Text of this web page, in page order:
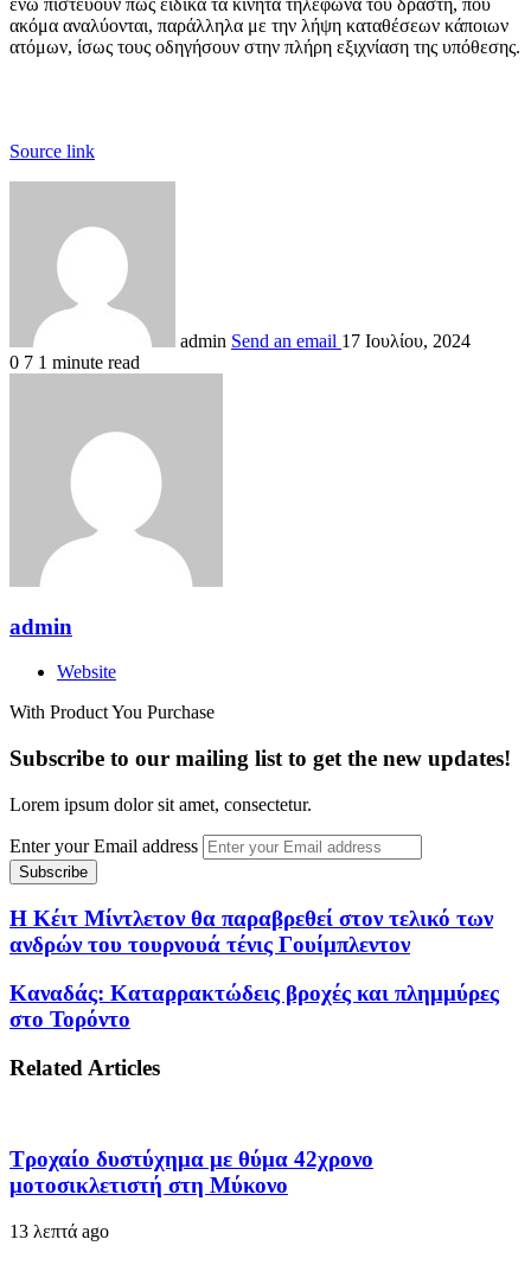
ακόμα αναλύονται, παράλληλα με την λήψη καταθέσεων κάποιων
ατόμων, ίσως τους οδηγήσουν στην πλήρη εξιχνίαση της υπόθεσης.
Source link
admin Send an email 17 Ιουλίου, 2024
0 7 1 minute read
admin
Website
With Product You Purchase
Subscribe to our mailing list to get the new updates!
Lorem ipsum dolor sit amet, consectetur.
Enter your Email address
Η Κέιτ Μίντλετον θα παραβρεθεί στον τελικό των
ανδρών του τουρνουά τένις Γουίμπλεντον
Καναδάς: Καταρρακτώδεις βροχές και πλημμύρες
στο Τορόντο
Related Articles
Τροχαίο δυστύχημα με θύμα 42χρονο
μοτοσικλετιστή στη Μύκονο
13 λεπτά ago